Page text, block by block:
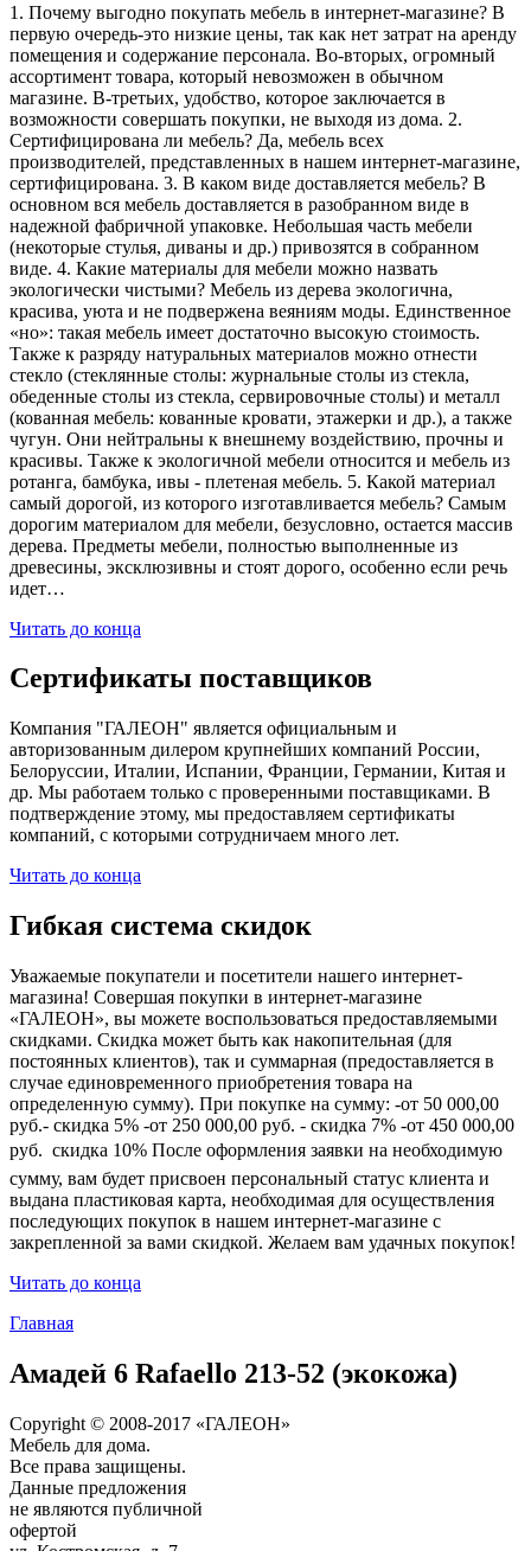
1. Почему выгодно покупать мебель в интернет-магазине? В
первую очередь-это низкие цены, так как нет затрат на аренду
помещения и содержание персонала. Во-вторых, огромный
ассортимент товара, который невозможен в обычном
магазине. В-третьих, удобство, которое заключается в
возможности совершать покупки, не выходя из дома. 2.
Сертифицирована ли мебель? Да, мебель всех
производителей, представленных в нашем интернет-магазине,
сертифицирована. 3. В каком виде доставляется мебель? В
основном вся мебель доставляется в разобранном виде в
надежной фабричной упаковке. Небольшая часть мебели
(некоторые стулья, диваны и др.) привозятся в собранном
виде. 4. Какие материалы для мебели можно назвать
экологически чистыми? Мебель из дерева экологична,
красива, уюта и не подвержена веяниям моды. Единственное
«но»: такая мебель имеет достаточно высокую стоимость.
Также к разряду натуральных материалов можно отнести
стекло (стеклянные столы: журнальные столы из стекла,
обеденные столы из стекла, сервировочные столы) и металл
(кованная мебель: кованные кровати, этажерки и др.), а также
чугун. Они нейтральны к внешнему воздействию, прочны и
красивы. Также к экологичной мебели относится и мебель из
ротанга, бамбука, ивы - плетеная мебель. 5. Какой материал
самый дорогой, из которого изготавливается мебель? Самым
дорогим материалом для мебели, безусловно, остается массив
дерева. Предметы мебели, полностью выполненные из
древесины, эксклюзивны и стоят дорого, особенно если речь
идет…
Читать до конца
Сертификаты поставщиков
Компания "ГАЛЕОН" является официальным и
авторизованным дилером крупнейших компаний России,
Белоруссии, Италии, Испании, Франции, Германии, Китая и
др. Мы работаем только с проверенными поставщиками. В
подтверждение этому, мы предоставляем сертификаты
компаний, с которыми сотрудничаем много лет.
Читать до конца
Гибкая система скидок
Уважаемые покупатели и посетители нашего интернет-
магазина! Совершая покупки в интернет-магазине
«ГАЛЕОН», вы можете воспользоваться предоставляемыми
скидками. Скидка может быть как накопительная (для
постоянных клиентов), так и суммарная (предоставляется в
случае единовременного приобретения товара на
определенную сумму). При покупке на сумму: -от 50 000,00
руб.- скидка 5% -от 250 000,00 руб. - скидка 7% -от 450 000,00
руб.  скидка 10% После оформления заявки на необходимую
сумму, вам будет присвоен персональный статус клиента и
выдана пластиковая карта, необходимая для осуществления
последующих покупок в нашем интернет-магазине с
закрепленной за вами скидкой. Желаем вам удачных покупок!
Читать до конца
Главная
Амадей 6 Rafaello 213-52 (экокожа)
Copyright © 2008-2017 «ГАЛЕОН»
Мебель для дома.
Все права защищены.
Данные предложения
не являются публичной
офертой